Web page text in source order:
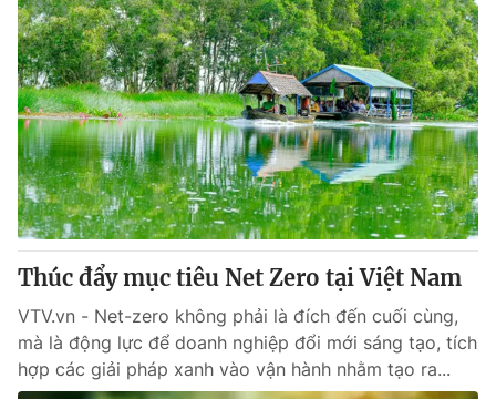
Thúc đẩy mục tiêu Net Zero tại Việt Nam
VTV.vn - Net-zero không phải là đích đến cuối cùng,
mà là động lực để doanh nghiệp đổi mới sáng tạo, tích
hợp các giải pháp xanh vào vận hành nhằm tạo ra...